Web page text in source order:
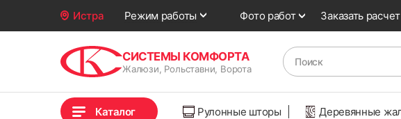
Истра Режим работы Фото работ Заказать расчет
СИСТЕМЫ КОМФОРТА
Жалюзи, Рольставни, Ворота
Каталог Рулонные шторы Деревянные